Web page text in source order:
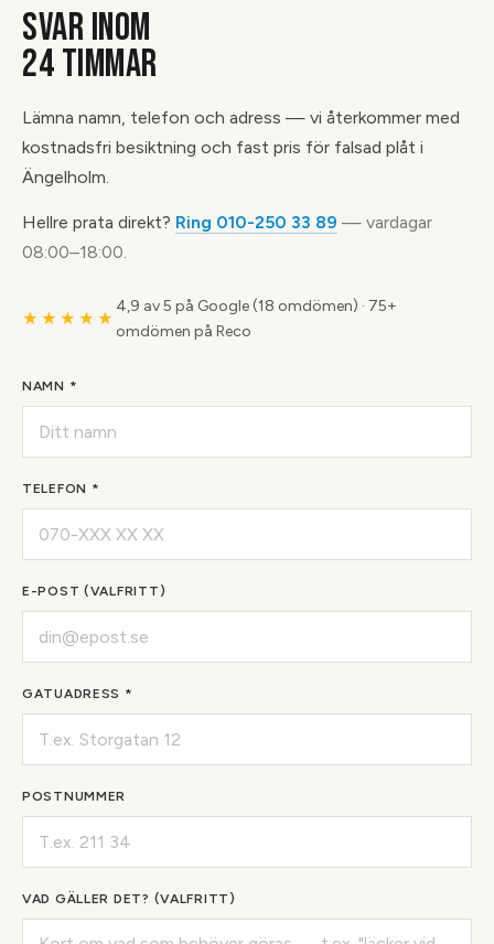
SVAR INOM
24 TIMMAR
Lämna namn, telefon och adress — vi återkommer med
kostnadsfri besiktning och fast pris för falsad plåt i
Ängelholm.
Hellre prata direkt? Ring 010-250 33 89 — vardagar
08:00–18:00.
★★★★★
4,9 av 5 på Google (18 omdömen) · 75+
omdömen på Reco
NAMN *
TELEFON *
E-POST (VALFRITT)
GATUADRESS *
POSTNUMMER
VAD GÄLLER DET? (VALFRITT)